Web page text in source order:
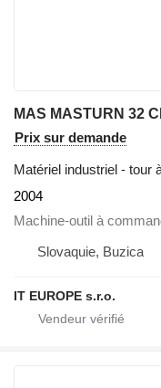
MAS MASTURN 32
Prix sur demande
Matériel industriel - tour
2004
Machine-outil à
Slovaquie, Buzica
IT EUROPE s.r.o.